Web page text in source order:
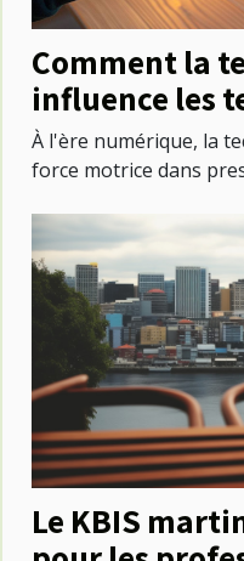
Comment la
influence les
santé
À l'ère numérique, la
force motrice dans
Le KBIS